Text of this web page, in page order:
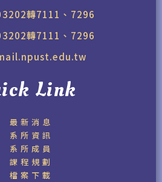
轉7111、7296
轉7111、7296
Link
最新消息
系所資訊
系所成員
課程規劃
檔案下載